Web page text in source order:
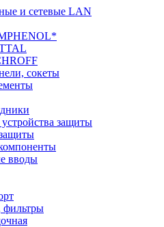
и сетевые LAN
сокеты
защиты
вводы
фильтры